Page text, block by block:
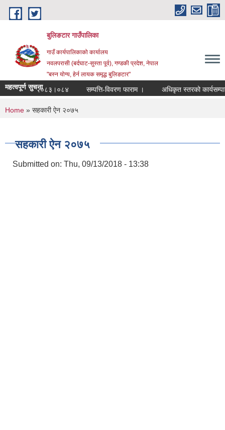
Skip to main content
बुलिङटार गाउँपालिका
गाउँ कार्यपालिकाको कार्यालय
नवलपरासी (बर्दघाट-सुस्ता पूर्व), गण्डकी प्रदेश, नेपाल
"बस्न योग्य, हेर्न लायक समृद्ध बुलिङटार"
महत्वपूर्ण सुचना
ऐन २०८३।०८४ सम्पत्ति-विवरण फाराम । अधिकृत स्तरको कार्यसम्पादन
You are here
Home » सहकारी ऐन २०७५
सहकारी ऐन २०७५
Submitted on: Thu, 09/13/2018 - 13:38